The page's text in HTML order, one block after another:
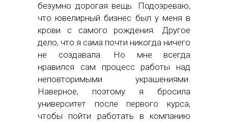
безумно дорогая вещь. Подозреваю,
что ювелирный бизнес был у меня в
крови с самого рождения. Другое
дело, что я сама почти никогда ничего
не создавала. Но мне всегда
нравился сам процесс работы над
неповторимыми украшениями.
Наверное, поэтому я бросила
университет после первого курса,
чтобы пойти работать в компанию